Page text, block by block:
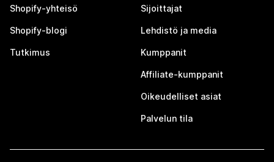
Shopify-yhteisö
Shopify-blogi
Tutkimus
Sijoittajat
Lehdistö ja media
Kumppanit
Affiliate-kumppanit
Oikeudelliset asiat
Palvelun tila